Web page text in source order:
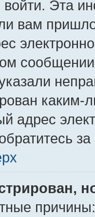
войти. Эта
вам
адрес